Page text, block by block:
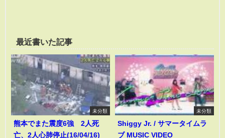
最近書いた記事
未分類
熊本でまた震度6強 2人死
亡、2人心肺停止(16/04/16)
未分類
Shiggy Jr. / サマータイムラ
ブ MUSIC VIDEO